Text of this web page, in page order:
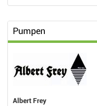
Pumpen
Albert Frey